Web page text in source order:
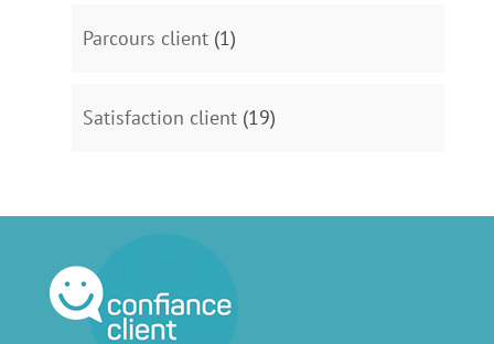
Parcours client(1)
Satisfaction client(19)